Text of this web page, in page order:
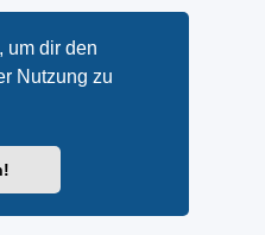
um dir den
Nutzung zu